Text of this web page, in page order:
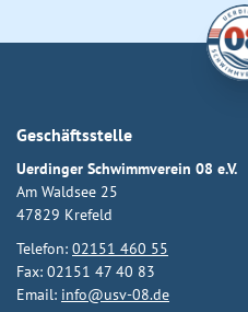
Geschäftsstelle
Uerdinger Schwimmverein 08 e.V.
Am Waldsee 25
47829 Krefeld
Telefon: 02151 460 55
Fax: 02151 47 40 83
Email: info@usv-08.de